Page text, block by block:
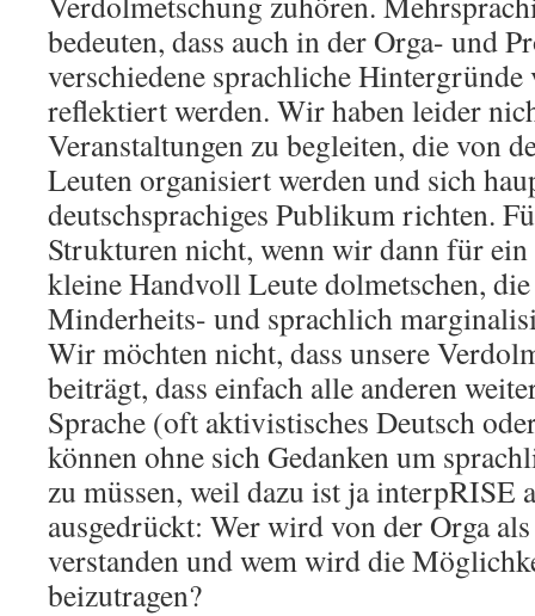
bedeuten, dass auch in der Orga- und
verschiedene sprachliche
reflektiert werden. Wir haben leider
Veranstaltungen zu begleiten, die von
Leuten organisiert werden und sich
deutschsprachiges Publikum richten.
Strukturen nicht, wenn wir dann für
kleine Handvoll Leute dolmetschen,
Minderheits- und sprachlich
Wir möchten nicht, dass unsere
beiträgt, dass einfach alle anderen
Sprache (oft aktivistisches Deutsch
können ohne sich Gedanken um
zu müssen, weil dazu ist ja
ausgedrückt: Wer wird von der Orga
verstanden und wem wird die
beizutragen?